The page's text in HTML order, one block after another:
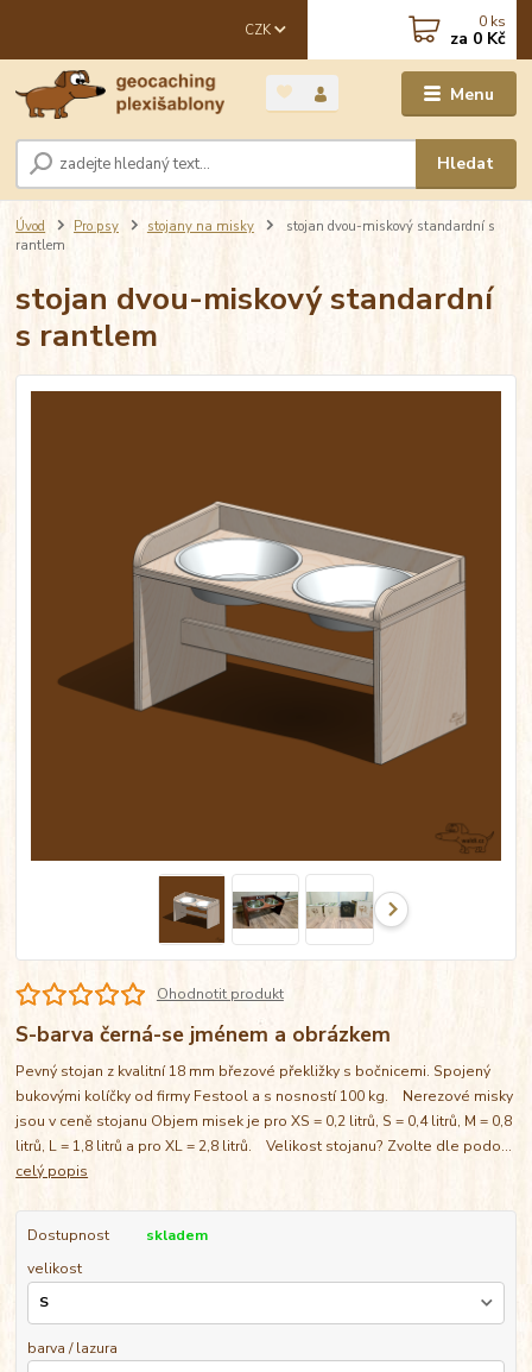
Menu
CZK
Hledat
0 ks
za 0 Kč
Úvod Pro psy stojany na misky
stojan dvou-miskový standardní s
rantlem
stojan dvou-miskový standardní
s rantlem
Ohodnotit produkt
S-barva černá-se jménem a obrázkem
Pevný stojan z kvalitní 18 mm březové překližky s bočnicemi. Spojený
bukovými kolíčky od firmy Festool a s nosností 100 kg. Nerezové misky
jsou v ceně stojanu Objem misek je pro XS = 0,2 litrů, S = 0,4 litrů, M = 0,8
litrů, L = 1,8 litrů a pro XL = 2,8 litrů. Velikost stojanu? Zvolte dle podo...
celý popis
Dostupnost
skladem
velikost
barva / lazura